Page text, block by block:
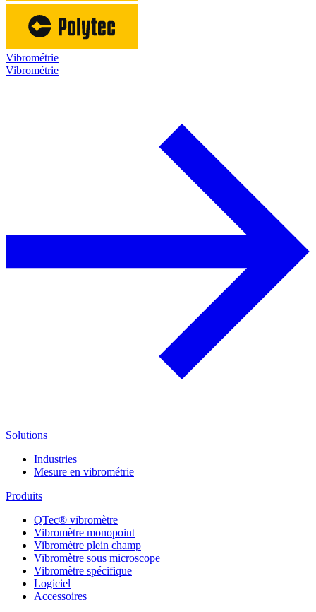
Vibrométrie
Vibrométrie
Solutions
Industries
Mesure en vibrométrie
Produits
QTec® vibromètre
Vibromètre monopoint
Vibromètre plein champ
Vibromètre sous microscope
Vibromètre spécifique
Logiciel
Accessoires